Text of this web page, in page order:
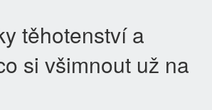
těhotenství a
si všimnout už na